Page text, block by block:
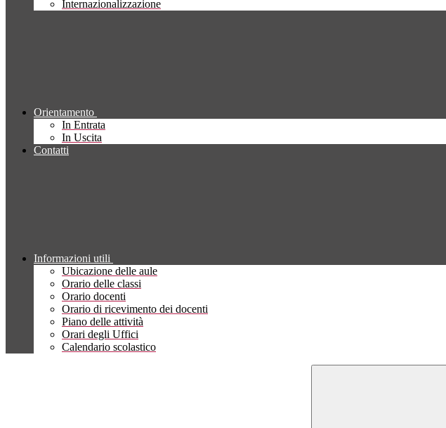
Internazionalizzazione
Orientamento
In Entrata
In Uscita
Contatti
Informazioni utili
Ubicazione delle aule
Orario delle classi
Orario docenti
Orario di ricevimento dei docenti
Piano delle attività
Orari degli Uffici
Calendario scolastico